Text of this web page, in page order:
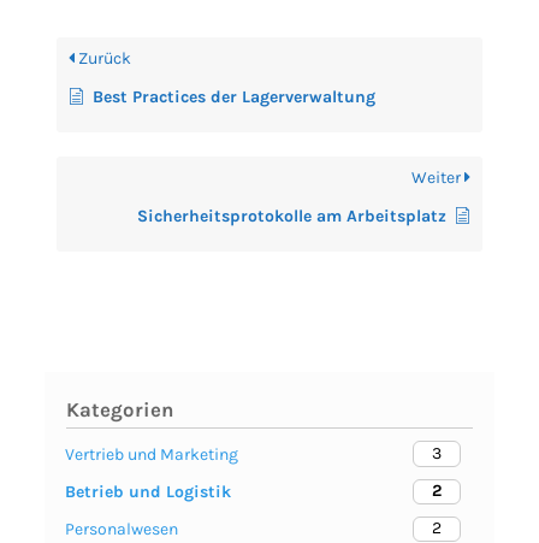
Kategorien
Vertrieb und Marketing
3
Betrieb und Logistik
2
Personalwesen
2
Zurück
Best Practices der Lagerverwaltung
Weiter
Sicherheitsprotokolle am Arbeitsplatz